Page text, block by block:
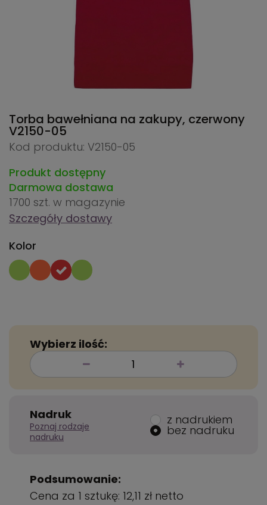
Torba bawełniana na zakupy, czerwony
V2150-05
Kod produktu: V2150-05
Produkt dostępny
Darmowa dostawa
1700 szt. w magazynie
Szczegóły dostawy
Kolor
Wybierz ilość:
Nadruk
Poznaj rodzaje
nadruku
z nadrukiem
bez nadruku
Podsumowanie:
Cena za 1 sztukę: 12,11 zł netto